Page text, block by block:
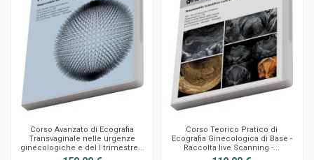
Corso Avanzato di Ecografia
Transvaginale nelle urgenze
ginecologiche e del I trimestre...
Corso Teorico Pratico di
Ecografia Ginecologica di Base -
Raccolta live Scanning -...